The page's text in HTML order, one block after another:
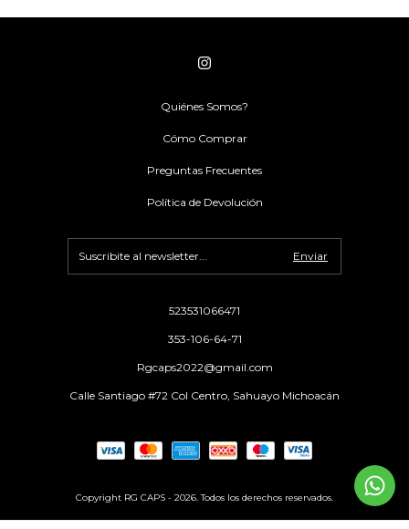
Quiénes Somos?
Cómo Comprar
Preguntas Frecuentes
Política de Devolución
523531066471
353-106-64-71
Rgcaps2022@gmail.com
Calle Santiago #72 Col Centro, Sahuayo Michoacán
Copyright RG CAPS - 2026. Todos los derechos reservados.